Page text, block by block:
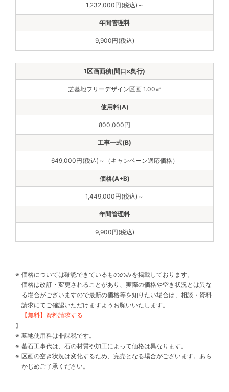
1,232,000円(税込)～
9,900円(税込)
芝墓地フリーデザイン区画 1.00㎡
800,000円
649,000円(税込)～（キャンペーン適応価格）
1,449,000円(税込)～
9,900円(税込)
価格については確認できているもののみを掲載しております。
価格は改訂・変更されることがあり、実際の価格や空き状況とは異な
る場合がございますので最新の価格等を知りたい場合は、相談・資料
請求にてご確認いただけますようお願いいたします。
【無料】資料請求する
】
墓地使用料は非課税です。
墓石工事代は、石の材質や加工によって価格は異なります。
区画の空き状況は変化するため、完売となる場合がございます。あら
かじめご了承ください。